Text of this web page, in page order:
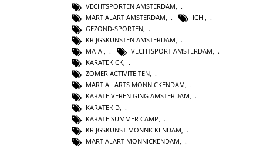
VECHTSPORTEN AMSTERDAM
MARTIALART AMSTERDAM, ICHI,
GEZOND-SPORTEN,
KRIJGSKUNSTEN AMSTERDAM,
MA-AI, VECHTSPORT AMSTERDAM,
KARATEKICK,
ZOMER ACTIVITEITEN,
MARTIAL ARTS MONNICKENDAM,
KARATE VERENIGING AMSTERDAM,
KARATEKID
KARATE SUMMER CAMP
KRIJGSKUNST MONNICKENDAM
MARTIALART MONNICKENDAM